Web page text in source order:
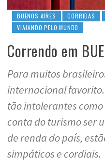
BUENOS AIRES CORRIDAS
VIAJANDO PELO MUNDO
Correndo em
Para muitos
internacional
tão intolerantes
conta do turismo ser
de renda do país,
simpáticos e cordiais.